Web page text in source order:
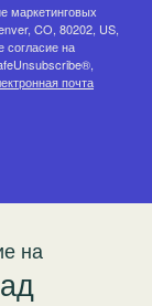
маркетинговых
CO, 80202, US,
согласие на
почта
на